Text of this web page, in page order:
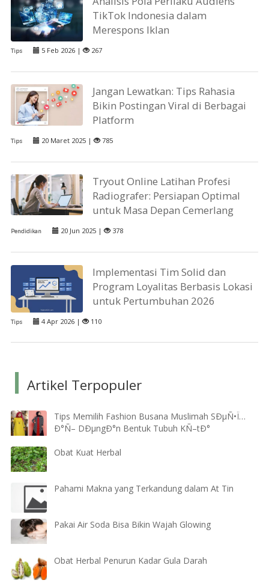
TikTok Indonesia dalam
Merespons Iklan
Tips 5 Feb 2026 | 267
Jangan Lewatkan: Tips Rahasia
Bikin Postingan Viral di Berbagai
Platform
Tips 20 Maret 2025 | 785
Tryout Online Latihan Profesi
Radiografer: Persiapan Optimal
untuk Masa Depan Cemerlang
Pendidikan 20 Jun 2025 | 378
Implementasi Tim Solid dan
Program Loyalitas Berbasis Lokasi
untuk Pertumbuhan 2026
Tips 4 Apr 2026 | 110
Artikel Terpopuler
Tips Memilih Fashion Busana Muslimah SÐµÑ•Ï…
Ð°Ñ– DÐµngÐ°n Bentuk Tubuh KÑ–tÐ°
Obat Kuat Herbal
Pahami Makna yang Terkandung dalam At Tin
Pakai Air Soda Bisa Bikin Wajah Glowing
Obat Herbal Penurun Kadar Gula Darah